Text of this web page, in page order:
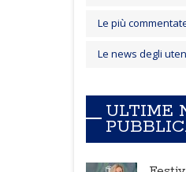
Le più
Le news degli
ULTIME